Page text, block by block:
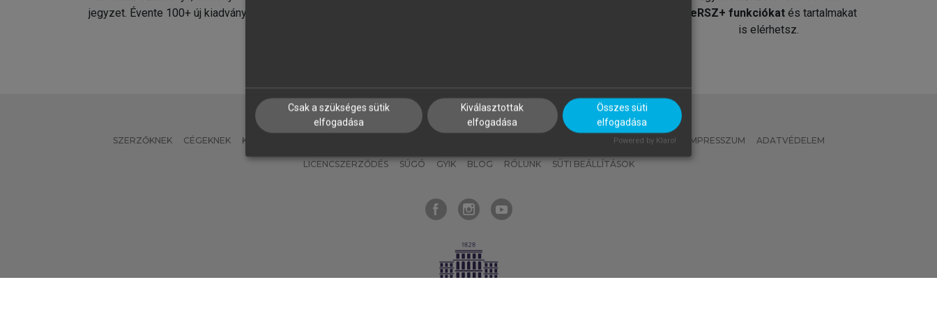
jegyzet. Évente 100+ új kiadvány.
MeRSZ+ funkciókat és tartalmakat
is elérhetsz.
SZERZŐKNEK CÉGEKNEK KÖNYVTÁROSOKNAK MI – ÁLTALÁNOS IRÁNYELVEK IMPRESSZUM ADATVÉDELEM
LICENCSZERZŐDÉS SÚGÓ GYIK BLOG RÓLUNK SÜTI BEÁLLÍTÁSOK
Csak a szükséges sütik
elfogadása
Kiválasztottak
elfogadása
Összes süti
elfogadása
Powered by Klaro!